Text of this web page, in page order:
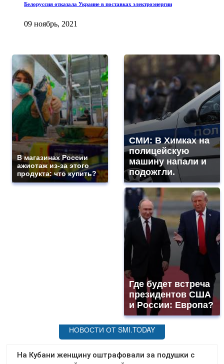
Белоруссия отказала Украине в поставках электроэнергии
09 ноябрь, 2021
В магазинах России
ажиотаж из-за этого
продукта: что купить?
СМИ: В Химках на
полицейскую
машину напали и
подожгли.
Где будет встреча
президентов США
и России: Европа?